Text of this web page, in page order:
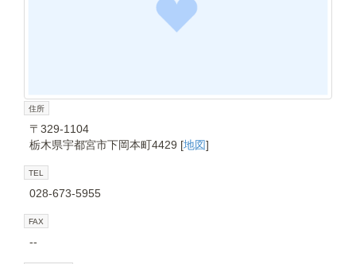
住所
〒329-1104
栃木県宇都宮市下岡本町4429 [地図]
TEL
028-673-5955
FAX
--